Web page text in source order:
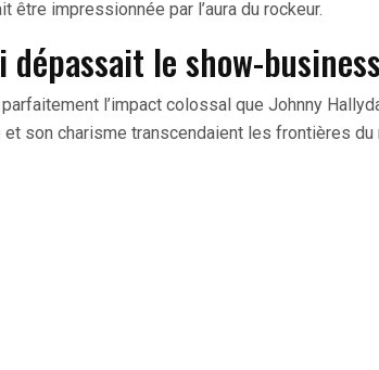
être impressionnée par l’aura du rockeur.
dépassait le show-business
l’impact colossal que Johnny
et son charisme transcendaient les frontières